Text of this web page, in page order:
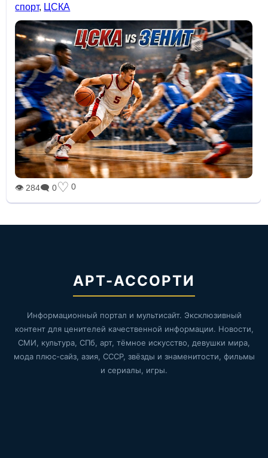
спорт, ЦСКА
👁 284🗨 0♡ 0
АРТ-АССОРТИ
Информационный портал и мультисайт. Эксклюзивный
контент для ценителей качественной информации. Новости,
СМИ, культура, СПб, арт, тёмное искусство, девушки мира,
мода плюс-сайз, азия, СССР, звёзды и знаменитости, фильмы
и сериалы, игры.